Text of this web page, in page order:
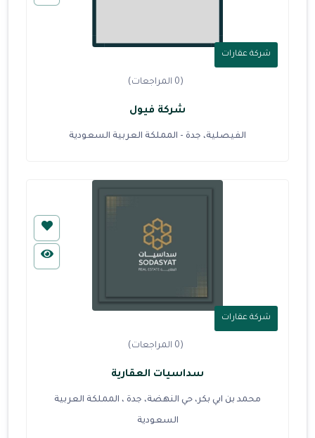
شركة عقارات
(0 المراجعات)
شركة فيول
الفيصلية، جدة - المملكة العربية السعودية
شركة عقارات
(0 المراجعات)
سداسيات العقارية
محمد بن ابي بكر، حي النهضة، جدة ، المملكة العربية
السعودية